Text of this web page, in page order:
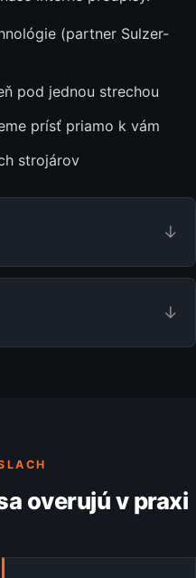
(partner Sulzer-
pod jednou strechou
prísť priamo k vám
strojárov
↓
↓
overujú v praxi